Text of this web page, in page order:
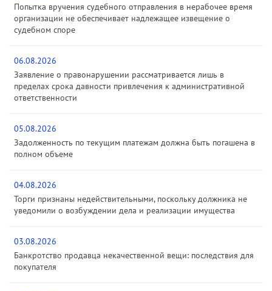
Попытка вручения судебного отправления в нерабочее время
организации не обеспечивает надлежащее извещение о
судебном споре
06.08.2026
Заявление о правонарушении рассматривается лишь в
пределах срока давности привлечения к административной
ответственности
05.08.2026
Задолженность по текущим платежам должна быть погашена в
полном объеме
04.08.2026
Торги признаны недействительными, поскольку должника не
уведомили о возбуждении дела и реализации имущества
03.08.2026
Банкротство продавца некачественной вещи: последствия для
покупателя